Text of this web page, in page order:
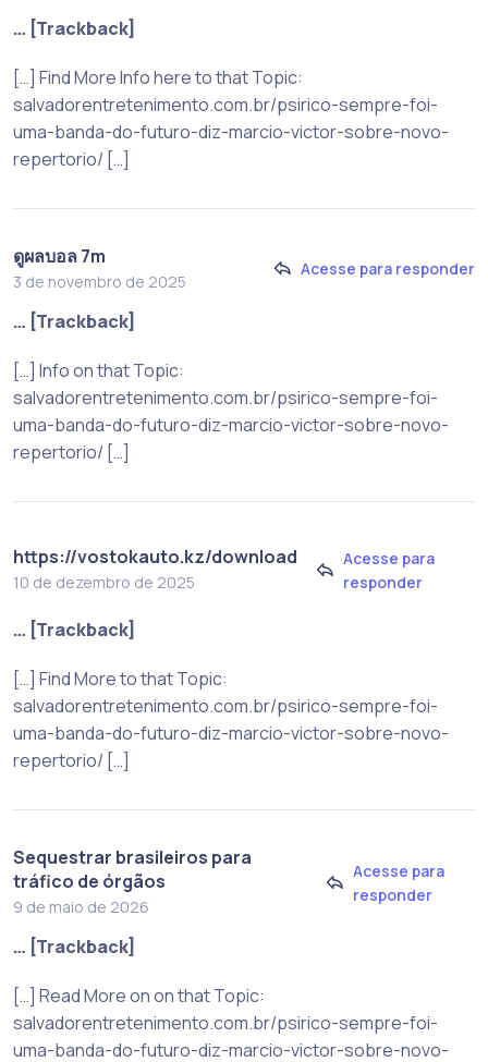
… [Trackback]
[…] Find More Info here to that Topic:
salvadorentretenimento.com.br/psirico-sempre-foi-
uma-banda-do-futuro-diz-marcio-victor-sobre-novo-
repertorio/ […]
ดูผลบอล 7m
3 de novembro de 2025
Acesse para responder
… [Trackback]
[…] Info on that Topic:
salvadorentretenimento.com.br/psirico-sempre-foi-
uma-banda-do-futuro-diz-marcio-victor-sobre-novo-
repertorio/ […]
https://vostokauto.kz/download
10 de dezembro de 2025
Acesse para
responder
… [Trackback]
[…] Find More to that Topic:
salvadorentretenimento.com.br/psirico-sempre-foi-
uma-banda-do-futuro-diz-marcio-victor-sobre-novo-
repertorio/ […]
Sequestrar brasileiros para
tráfico de órgãos
9 de maio de 2026
Acesse para
responder
… [Trackback]
[…] Read More on on that Topic:
salvadorentretenimento.com.br/psirico-sempre-foi-
uma-banda-do-futuro-diz-marcio-victor-sobre-novo-